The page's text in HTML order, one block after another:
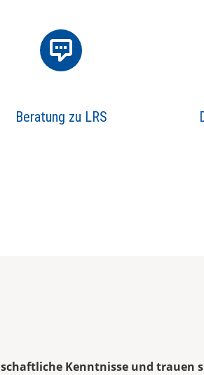
Beratung zu LRS
Kenntnisse und trauen